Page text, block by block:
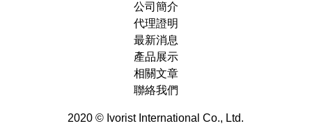
公司簡介
代理證明
最新消息
產品展示
相關文章
聯絡我們
2020 © Ivorist International Co., Ltd.